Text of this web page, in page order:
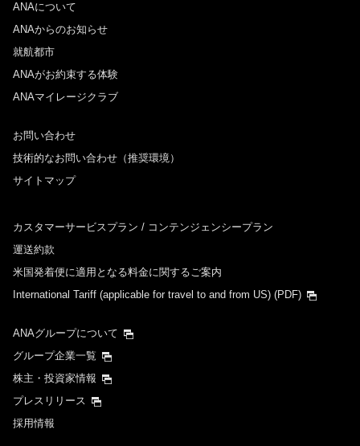
ANAについて
ANAからのお知らせ
就航都市
ANAがお約束する体験
ANAマイレージクラブ
お問い合わせ
技術的なお問い合わせ（推奨環境）
サイトマップ
カスタマーサービスプラン / コンテンジェンシープラン
運送約款
米国発着便に適用となる料金に関するご案内
International Tariff (applicable for travel to and from US) (PDF)
ANAグループについて
グループ企業一覧
株主・投資家情報
プレスリリース
採用情報